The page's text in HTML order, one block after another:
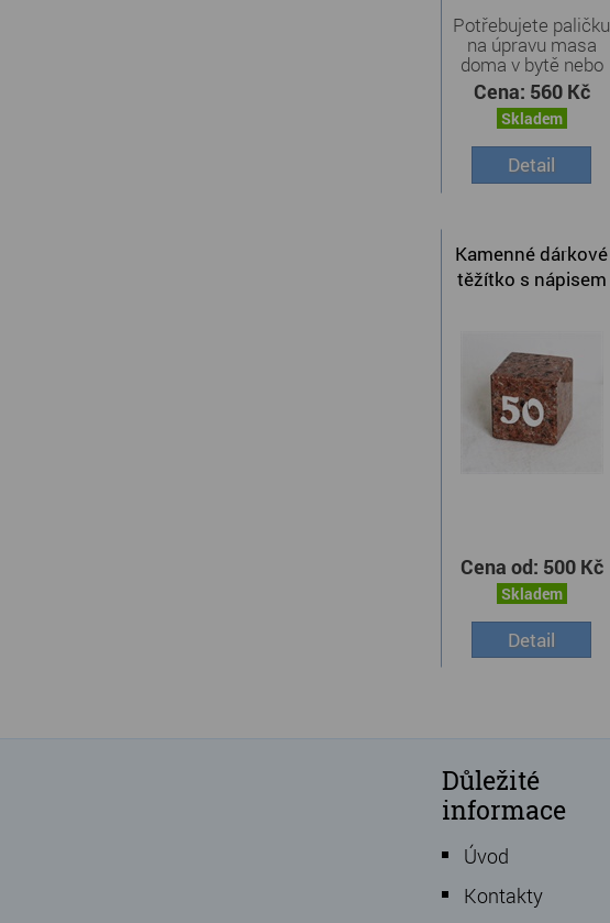
Potřebujete paličku
na úpravu masa
doma v bytě nebo
na ...
Cena: 560 Kč
Skladem
Detail
Kamenné dárkové
těžítko s nápisem
Cena od: 500 Kč
Skladem
Detail
Důležité
informace
Úvod
Kontakty